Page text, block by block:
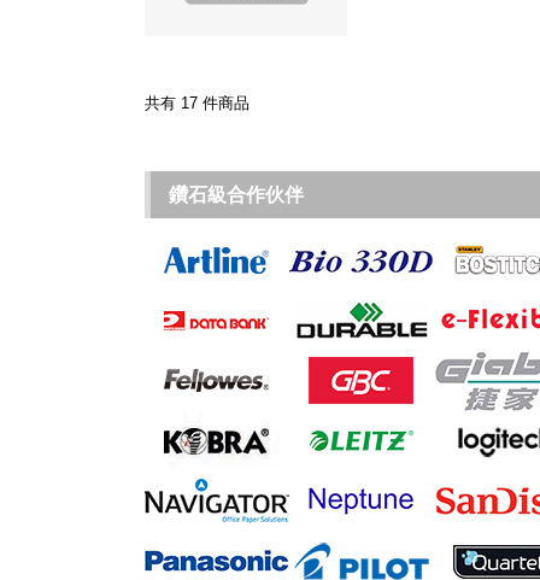
共有 17 件商品
鑽石級合作伙伴